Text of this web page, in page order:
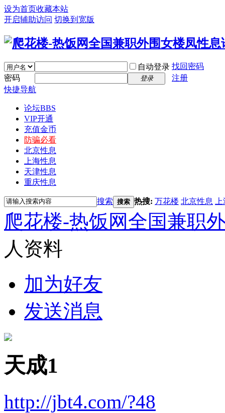
设为首页收藏本站
开启辅助访问 切换到宽版
自动登录 找回密码
密码
登录
注册
快捷导航
论坛BBS
VIP开通
充值金币
防骗必看
北京性息
上海性息
天津性息
重庆性息
搜索 搜索 热搜: 万花楼 北京性息
爬花楼-热饭网全国兼职
人资料
加为好友
发送消息
天成1
http://jbt4.com/?48